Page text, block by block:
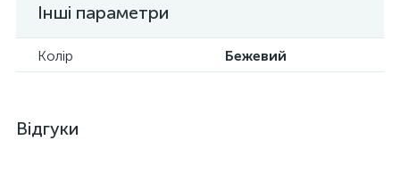
Інші параметри
Колір Бежевий
Відгуки